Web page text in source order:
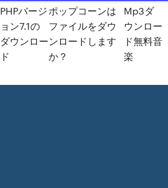
PHPバージ
ョン7.1の
ダウンロー
ド
ポップコーンは
ファイルをダウ
ンロードします
か？
Mp3ダ
ウンロー
ド無料音
楽